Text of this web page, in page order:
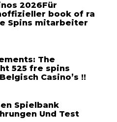
2026Für
book of ra
Spins mitarbeiter
The
525 fre spins
Casino’s !!
Spielbank
Und Test